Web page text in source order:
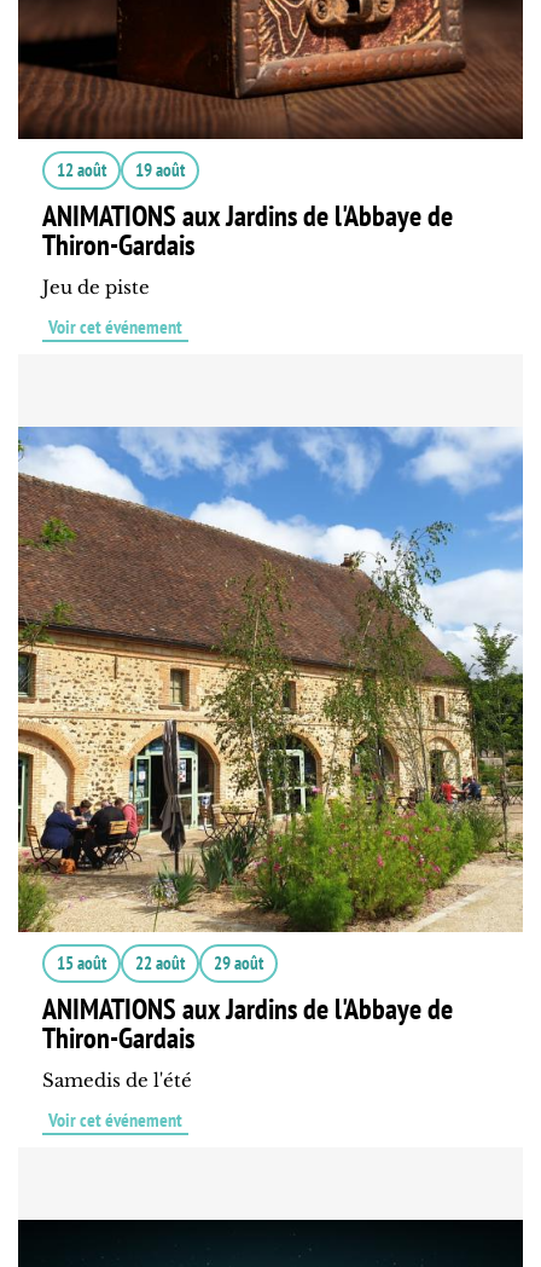
12 août 19 août
ANIMATIONS aux Jardins de l'Abbaye de
Thiron-Gardais
Jeu de piste
Voir cet événement
15 août 22 août 29 août
ANIMATIONS aux Jardins de l'Abbaye de
Thiron-Gardais
Samedis de l'été
Voir cet événement